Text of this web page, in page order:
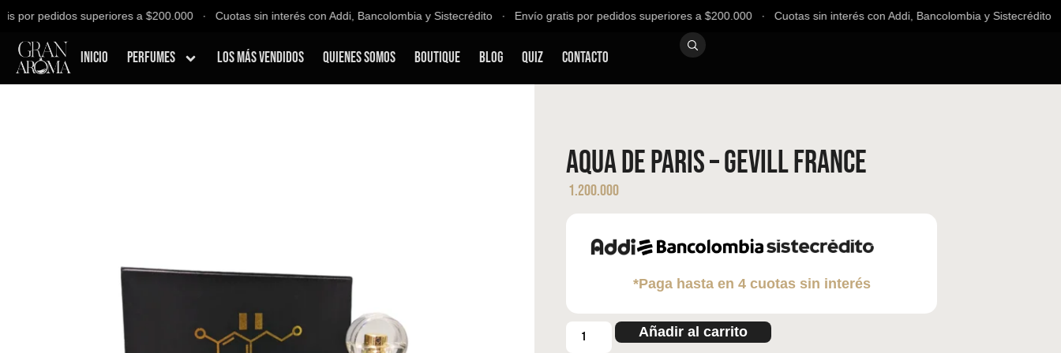
pedidos superiores a $200.000 ∙ Cuotas sin interés con Addi, Bancolombia y Sistecrédito ∙ Envío gratis por pedidos superiores a $200.000 ∙ Cuotas sin interés con Addi, Bancolombia y
Inicio Perfumes Los Más Vendidos Quienes Somos Boutique Blog QUIZ Contacto
Aqua de Paris – Gevill France
1.200.000
*Paga hasta en 4 cuotas sin interés
Añadir al carrito